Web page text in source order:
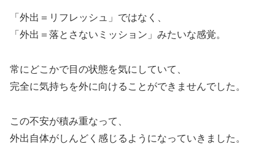
「外出＝リフレッシュ」ではなく、
「外出＝落とさないミッション」みたいな感覚。
常にどこかで目の状態を気にしていて、
完全に気持ちを外に向けることができませんでした。
この不安が積み重なって、
外出自体がしんどく感じるようになっていきました。